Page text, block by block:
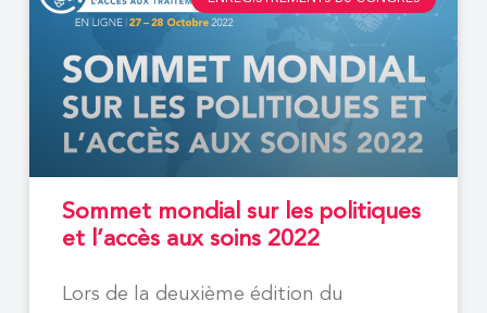
Sommet mondial sur les politiques
et l’accès aux soins 2022
Lors de la deuxième édition du